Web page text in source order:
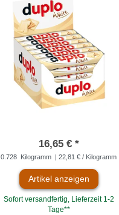
16,65 € *
0.728 Kilogramm | 22,81 € / Kilogramm
Artikel anzeigen
Sofort versandfertig, Lieferzeit 1-2
Tage**